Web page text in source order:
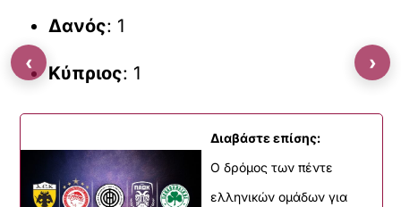
Δανός: 1
Κύπριος: 1
Διαβάστε επίσης:
O δρόμος των πέντε
ελληνικών ομάδων για
‹ ›